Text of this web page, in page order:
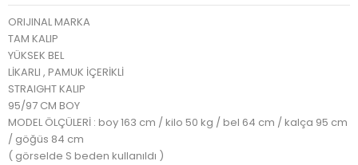
ORIJINAL MARKA
TAM KALIP
YÜKSEK BEL
LİKARLI , PAMUK İÇERİKLİ
STRAIGHT KALIP
95/97 CM BOY
MODEL ÖLÇÜLERİ : boy 163 cm / kilo 50 kg / bel 64 cm / kalça 95 cm
/ göğüs 84 cm
( görselde S beden kullanıldı )